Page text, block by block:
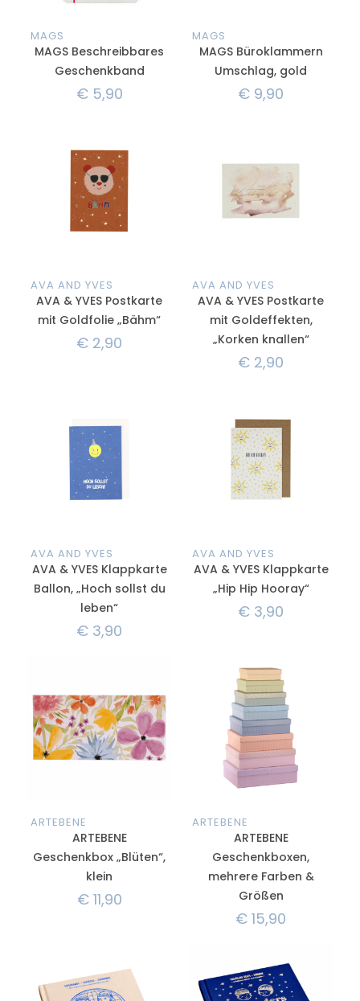
MAGS
MAGS Beschreibbares
Geschenkband
€5,90
MAGS
MAGS Büroklammern
Umschlag, gold
€ 9,90
AVA AND YVES
AVA & YVES Postkarte
mit Goldfolie „Bähm“
€ 2,90
AVA AND YVES
AVA & YVES Postkarte
mit Goldeffekten,
„Korken knallen“
€ 2,90
AVA AND YVES
AVA & YVES Klappkarte
Ballon, „Hoch sollst du
leben“
€ 3,90
AVA AND YVES
AVA & YVES Klappkarte
„Hip Hip Hooray“
€ 3,90
ARTEBENE
ARTEBENE
Geschenkbox „Blüten“,
klein
€11,90
ARTEBENE
ARTEBENE
Geschenkboxen,
mehrere Farben &
Größen
€ 15,90